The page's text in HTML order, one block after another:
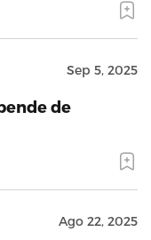
Sep 5, 2025
de
Ago 22, 2025